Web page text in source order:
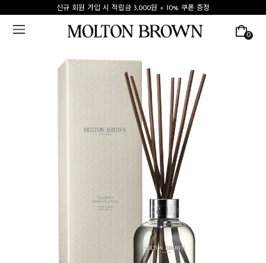
신규 회원 가입 시 적립금 3,000원 + 10% 쿠폰 증정
0